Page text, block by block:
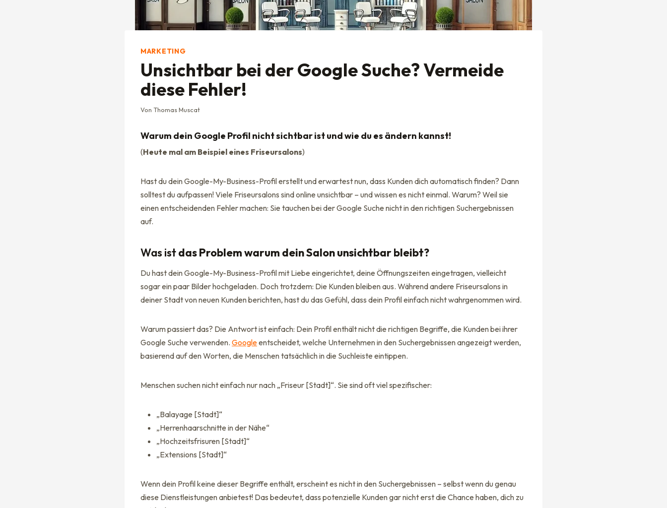
MARKETING
Unsichtbar bei der Google Suche? Vermeide
diese Fehler!
Von Thomas Muscat
Warum dein Google Profil nicht sichtbar ist und wie du es ändern kannst!
(Heute mal am Beispiel eines Friseursalons)
Hast du dein Google-My-Business-Profil erstellt und erwartest nun, dass Kunden dich automatisch finden? Dann
solltest du aufpassen! Viele Friseursalons sind online unsichtbar – und wissen es nicht einmal. Warum? Weil sie
einen entscheidenden Fehler machen: Sie tauchen bei der Google Suche nicht in den richtigen Suchergebnissen
auf.
Was istdas Problem warum dein Salon unsichtbarbleibt?
Du hast dein Google-My-Business-Profil mit Liebe eingerichtet, deine Öffnungszeiten eingetragen, vielleicht
sogar ein paar Bilder hochgeladen. Doch trotzdem: Die Kunden bleiben aus. Während andere Friseursalons in
deiner Stadt von neuen Kunden berichten, hast du das Gefühl, dass dein Profil einfach nicht wahrgenommen wird.
Warum passiert das? Die Antwort ist einfach: Dein Profil enthält nicht die richtigen Begriffe, die Kunden bei ihrer
Google Suche verwenden. Googleentscheidet, welche Unternehmen in den Suchergebnissen angezeigt werden,
basierend auf den Worten, die Menschen tatsächlich in die Suchleiste eintippen.
Menschen suchen nicht einfach nur nach „Friseur [Stadt]“. Sie sind oft viel spezifischer:
„Balayage [Stadt]“
„Herrenhaarschnitte in der Nähe“
„Hochzeitsfrisuren [Stadt]“
„Extensions [Stadt]“
Wenn dein Profil keine dieser Begriffe enthält, erscheint es nicht in den Suchergebnissen – selbst wenn du genau
diese Dienstleistungen anbietest! Das bedeutet, dass potenzielle Kunden gar nicht erst die Chance haben, dich zu